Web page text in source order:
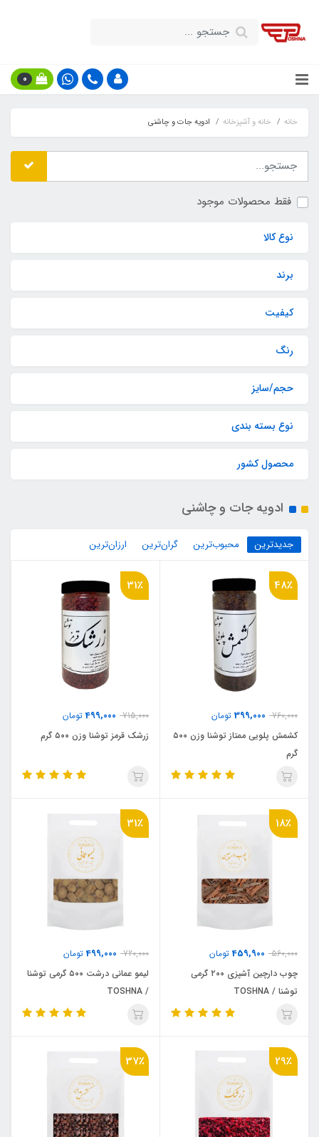
0
خانه خانه و آشپزخانه ادویه جات و چاشنی
فقط محصولات موجود
نوع کالا
برند
کیفیت
رنگ
حجم/سایز
نوع بسته بندی
محصول کشور
ادویه جات و چاشنی
جدیدترین محبوب‌ترین گران‌ترین ارزان‌ترین
48٪
760,000
399,000 تومان
کشمش پلویی ممتاز توشنا وزن ۵۰۰
گرم
31٪
715,000
499,000تومان
زرشک قرمز توشنا وزن ۵۰۰ گرم
18٪
560,000
459,900تومان
چوب دارچین آشپزی ۲۰۰ گرمی
توشنا / TOSHNA
31٪
720,000
499,000تومان
لیمو عمانی درشت ۵۰۰ گرمی توشنا
/ TOSHNA
29٪ 37٪